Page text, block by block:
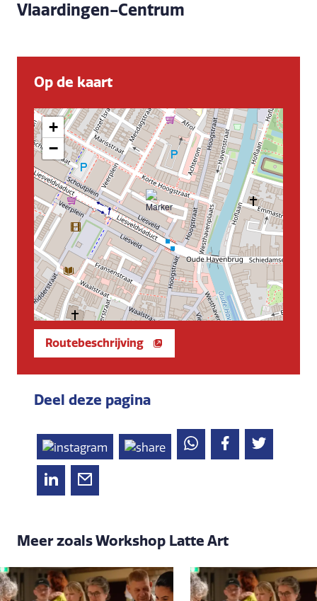
Vlaardingen-Centrum
Op de kaart
+
−
Routebeschrijving
Deel deze pagina
Meer zoals Workshop Latte Art